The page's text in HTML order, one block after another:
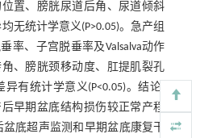
置、膀胱尿道后角、尿道倾斜
无统计学意义(P>0.05)。急产组
率、子宫脱垂率及Valsalva动作
、膀胱颈移动度、肛提肌裂孔
有统计学意义(P<0.05)。结论:
早期盆底结构损伤较正常产程
底超声监测和早期盆底康复干